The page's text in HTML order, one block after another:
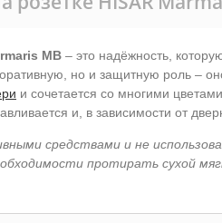
MB – это надёжность,
но и защитную роль –
и сочетается со многими
и, в зависимости от
средствами и не
протирать сухой